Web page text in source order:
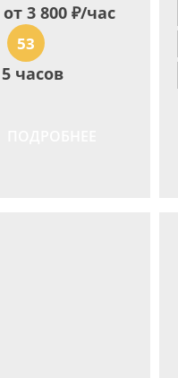
от 3 800 ₽/час
53
5 часов